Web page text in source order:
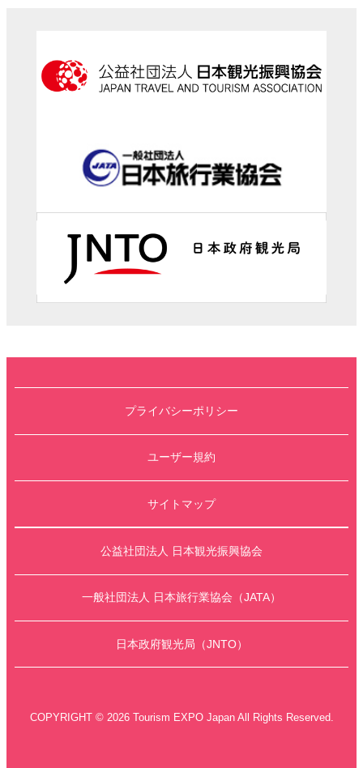
プライバシーポリシー
ユーザー規約
サイトマップ
公益社団法人 日本観光振興協会
一般社団法人 日本旅行業協会（JATA）
日本政府観光局（JNTO）
COPYRIGHT © 2026 Tourism EXPO Japan All Rights Reserved.